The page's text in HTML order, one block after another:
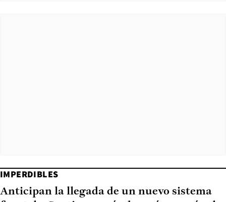
IMPERDIBLES
Anticipan la llegada de un nuevo sistema